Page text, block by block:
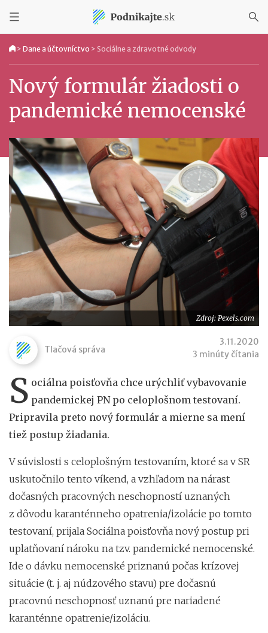
> Dane a účtovníctvo > Sociálne a zdravotné odvody
Nový formulár žiadosti o
pandemické nemocenské
Zdroj: Pexels.com
Tlačová správa
3.11.2020
3 minúty čítania
S ociálna poisťovňa chce urýchliť vybavovanie
pandemickej PN po celoplošnom testovaní.
Pripravila preto nový formulár a mierne sa mení
tiež postup žiadania.
V súvislosti s celoplošným testovaním, ktoré sa v SR
uskutočnilo tento víkend, a vzhľadom na nárast
dočasných pracovných neschopností uznaných
z dôvodu karanténneho opatrenia/izolácie po tomto
testovaní, prijala Sociálna poisťovňa nový postup pri
uplatňovaní nároku na tzv. pandemické nemocenské.
Ide o dávku nemocenské priznanú počas krízovej
situácie (t. j. aj núdzového stavu) pre dočasnú
pracovnú neschopnosť uznanú pre nariadené
karanténne opatrenie/izoláciu.